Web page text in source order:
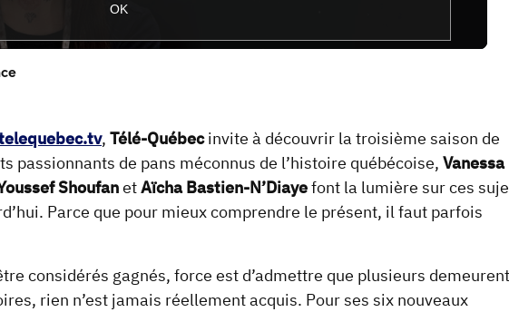
OK
, Télé-Québecinvite à découvrir la troisième saison de
passionnants de pans méconnus de l’histoire québécoise, Vanessa
ShoufanetAïcha Bastien-N’Diayefont la lumière sur ces
Parce que pour mieux comprendre le présent, il faut parfois
considérés gagnés, force est d’admettre que plusieurs demeurent
rien n’est jamais réellement acquis. Pour ses six nouveaux